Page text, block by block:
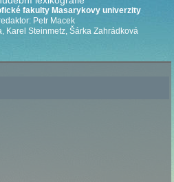
fakulty Masarykovy univerzity
Petr Macek
Karel Steinmetz, Šárka Zahrádková